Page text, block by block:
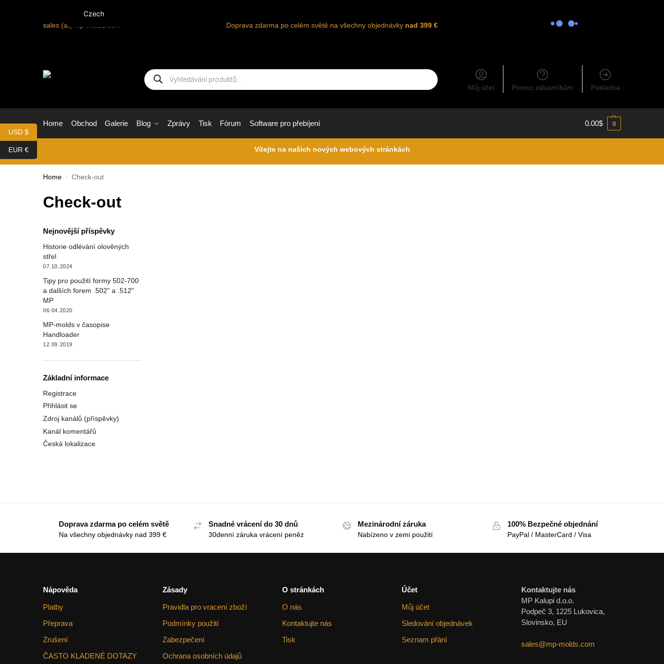
sales (at) mp-molds.com Doprava zdarma po celém světě na všechny objednávky nad 399 €
Můj účet Pomoc zákazníkům Pokladna
Home Obchod Galerie Blog Zprávy Tisk Fórum Software pro přebíjení 0.00$ 0
Vítejte na našich nových webových stránkách
Home / Check-out
Check-out
Nejnovější příspěvky
Historie odlévání olověných
střel
07.10.2024
Tipy pro použití formy 502-700
a dalších forem .502" a .512"
MP
06.04.2020
MP-molds v časopise
Handloader
12.09.2019
Základní informace
Registrace
Přihlásit se
Zdroj kanálů (příspěvky)
Kanál komentářů
Česká lokalizace
Doprava zdarma po celém světě
Na všechny objednávky nad 399 €
Snadné vrácení do 30 dnů
30denní záruka vrácení peněz
Mezinárodní záruka
Nabízeno v zemi použití
100% Bezpečné objednání
PayPal / MasterCard / Visa
Nápověda
Platby
Přeprava
Zrušení
ČASTO KLADENÉ DOTAZY
Zásady
Pravidla pro vracení zboží
Podmínky použití
Zabezpečení
Ochrana osobních údajů
O stránkách
O nás
Kontaktujte nás
Tisk
Účet
Můj účet
Sledování objednávek
Seznam přání
Kontaktujte nás
MP Kalupi d.o.o.
Podpeč 3, 1225 Lukovica,
Slovinsko, EU
sales@mp-molds.com
USD $
EUR €
Czech